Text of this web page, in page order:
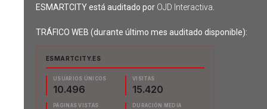
ESMARTCITY está auditado por OJD Interactiva
TRÁFICO WEB (durante último mes auditado disponible):